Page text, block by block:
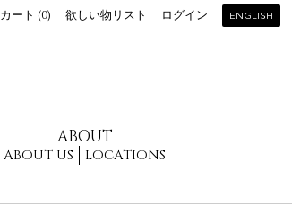
ABOUT
ABOUT US LOCATIONS
カート (0) 欲しい物リスト ログイン ENGLISH